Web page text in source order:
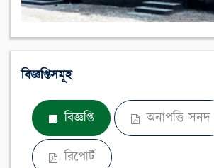
বিজ্ঞপ্তিসমূহ
বিজ্ঞপ্তি অনাপত্তি সনদ
রিপোর্ট